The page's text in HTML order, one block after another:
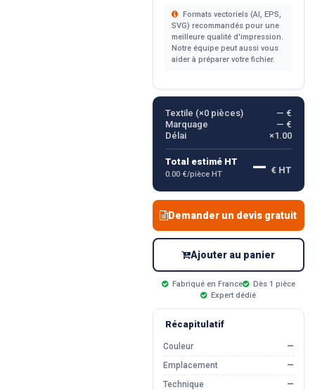
Formats vectoriels (AI, EPS,
SVG) recommandés pour une
meilleure qualité d'impression.
Notre équipe peut aussi vous
aider à préparer votre fichier.
Textile (×0pièces)
— €
Marquage
— €
Délai
×1.00
Total estimé HT
0.00 €/pièce HT — € HT
Demander un devis gratuit
Ajouter au panier
Fabriqué en France
Dès 1 pièce
Expert dédié
Récapitulatif
Couleur
—
Emplacement
—
Technique
—